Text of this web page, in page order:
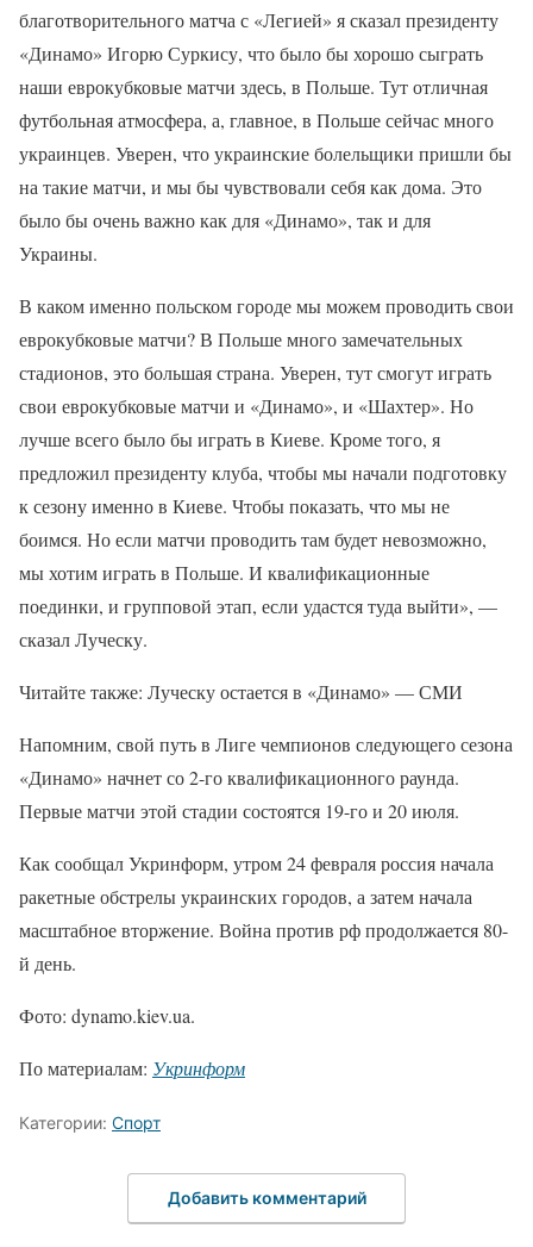
благотворительного матча с «Легией» я сказал президенту
«Динамо» Игорю Суркису, что было бы хорошо сыграть
наши еврокубковые матчи здесь, в Польше. Тут отличная
футбольная атмосфера, а, главное, в Польше сейчас много
украинцев. Уверен, что украинские болельщики пришли бы
на такие матчи, и мы бы чувствовали себя как дома. Это
было бы очень важно как для «Динамо», так и для
Украины.
В каком именно польском городе мы можем проводить свои
еврокубковые матчи? В Польше много замечательных
стадионов, это большая страна. Уверен, тут смогут играть
свои еврокубковые матчи и «Динамо», и «Шахтер». Но
лучше всего было бы играть в Киеве. Кроме того, я
предложил президенту клуба, чтобы мы начали подготовку
к сезону именно в Киеве. Чтобы показать, что мы не
боимся. Но если матчи проводить там будет невозможно,
мы хотим играть в Польше. И квалификационные
поединки, и групповой этап, если удастся туда выйти», —
сказал Луческу.
Читайте также: Луческу остается в «Динамо» — СМИ
Напомним, свой путь в Лиге чемпионов следующего сезона
«Динамо» начнет со 2-го квалификационного раунда.
Первые матчи этой стадии состоятся 19-го и 20 июля.
Как сообщал Укринформ, утром 24 февраля россия начала
ракетные обстрелы украинских городов, а затем начала
масштабное вторжение. Война против рф продолжается 80-
й день.
Фото: dynamo.kiev.ua.
По материалам: Укринформ
Категории: Спорт
Добавить комментарий